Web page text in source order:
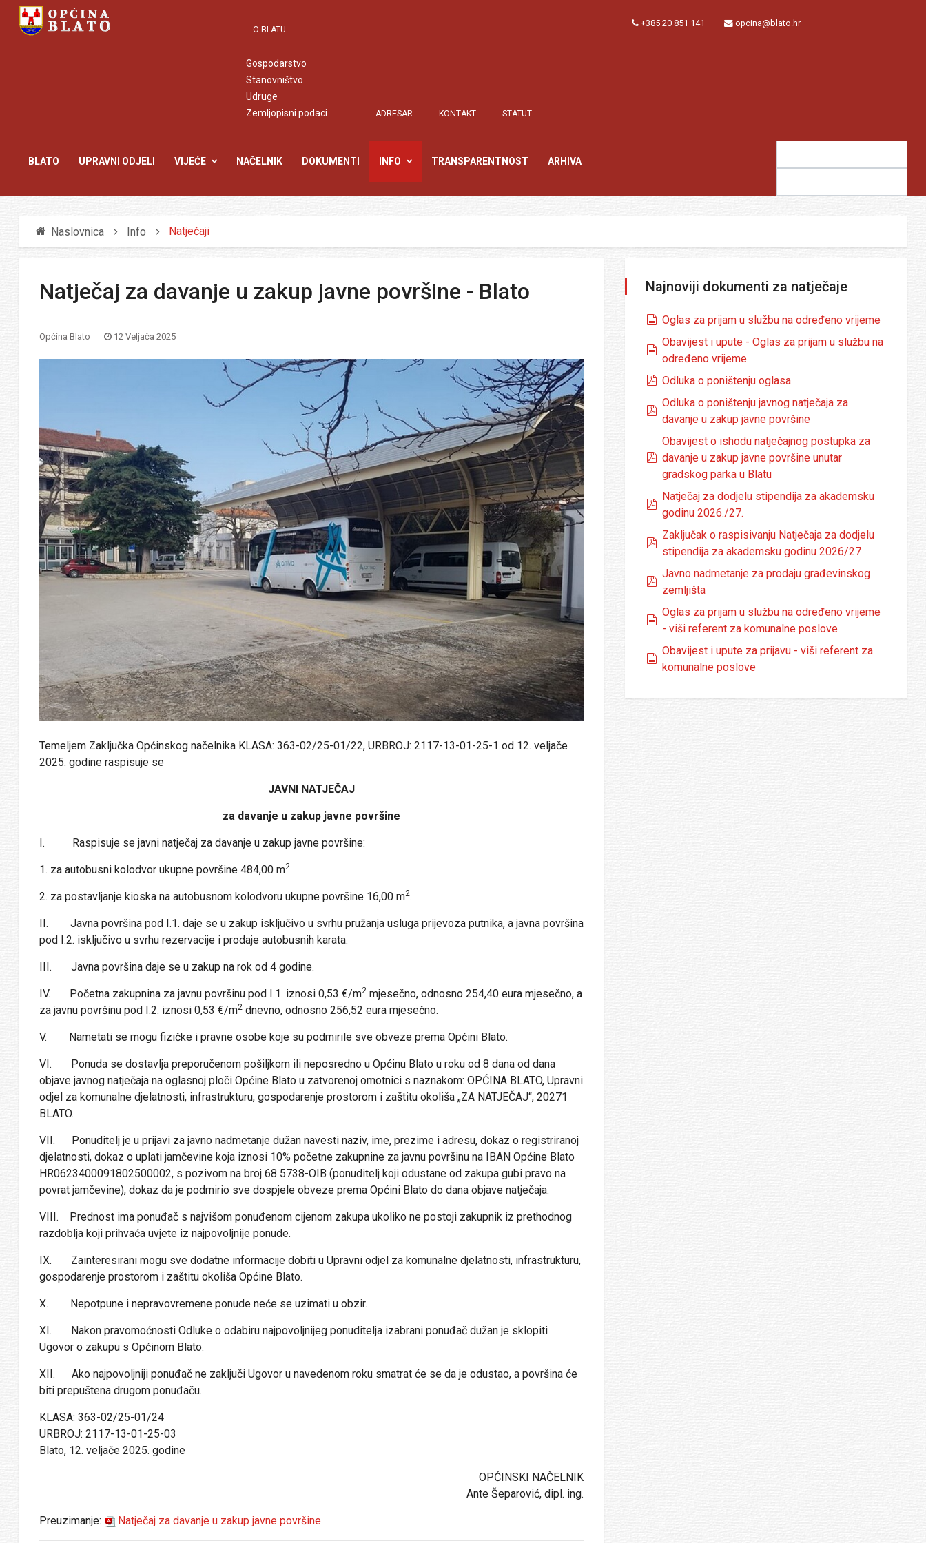
O BLATU
Gospodarstvo
Stanovništvo
Udruge
Zemljopisni podaci
ADRESAR KONTAKT STATUT
+385 20 851 141 opcina@blato.hr
BLATO UPRAVNI ODJELI VIJEĆE NAČELNIK DOKUMENTI INFO TRANSPARENTNOST ARHIVA
Naslovnica Info Natječaji
Natječaj za davanje u zakup javne površine - Blato
Općina Blato 12 Veljača 2025
Temeljem Zaključka Općinskog načelnika KLASA: 363-02/25-01/22, URBROJ: 2117-13-01-25-1 od 12. veljače
2025. godine raspisuje se
JAVNI NATJEČAJ
za davanje u zakup javne površine
I. Raspisuje se javni natječaj za davanje u zakup javne površine:
1. za autobusni kolodvor ukupne površine 484,00 m2
2. za postavljanje kioska na autobusnom kolodvoru ukupne površine 16,00 m2.
II. Javna površina pod I.1. daje se u zakup isključivo u svrhu pružanja usluga prijevoza putnika, a javna površina
pod I.2. isključivo u svrhu rezervacije i prodaje autobusnih karata.
III. Javna površina daje se u zakup na rok od 4 godine.
IV. Početna zakupnina za javnu površinu pod I.1. iznosi 0,53 €/m2 mjesečno, odnosno 254,40 eura mjesečno, a
za javnu površinu pod I.2. iznosi 0,53 €/m2 dnevno, odnosno 256,52 eura mjesečno.
V. Nametati se mogu fizičke i pravne osobe koje su podmirile sve obveze prema Općini Blato.
VI. Ponuda se dostavlja preporučenom pošiljkom ili neposredno u Općinu Blato u roku od 8 dana od dana
objave javnog natječaja na oglasnoj ploči Općine Blato u zatvorenoj omotnici s naznakom: OPĆINA BLATO, Upravni
odjel za komunalne djelatnosti, infrastrukturu, gospodarenje prostorom i zaštitu okoliša „ZA NATJEČAJ“, 20271
BLATO.
VII. Ponuditelj je u prijavi za javno nadmetanje dužan navesti naziv, ime, prezime i adresu, dokaz o registriranoj
djelatnosti, dokaz o uplati jamčevine koja iznosi 10% početne zakupnine za javnu površinu na IBAN Općine Blato
HR0623400091802500002, s pozivom na broj 68 5738-OIB (ponuditelj koji odustane od zakupa gubi pravo na
povrat jamčevine), dokaz da je podmirio sve dospjele obveze prema Općini Blato do dana objave natječaja.
VIII. Prednost ima ponuđač s najvišom ponuđenom cijenom zakupa ukoliko ne postoji zakupnik iz prethodnog
razdoblja koji prihvaća uvjete iz najpovoljnije ponude.
IX. Zainteresirani mogu sve dodatne informacije dobiti u Upravni odjel za komunalne djelatnosti, infrastrukturu,
gospodarenje prostorom i zaštitu okoliša Općine Blato.
X. Nepotpune i nepravovremene ponude neće se uzimati u obzir.
XI. Nakon pravomoćnosti Odluke o odabiru najpovoljnijeg ponuditelja izabrani ponuđač dužan je sklopiti
Ugovor o zakupu s Općinom Blato.
XII. Ako najpovoljniji ponuđač ne zaključi Ugovor u navedenom roku smatrat će se da je odustao, a površina će
biti prepuštena drugom ponuđaču.
KLASA: 363-02/25-01/24
URBROJ: 2117-13-01-25-03
Blato, 12. veljače 2025. godine
OPĆINSKI NAČELNIK
Ante Šeparović, dipl. ing.
Preuzimanje: Natječaj za davanje u zakup javne površine
Najnoviji dokumenti za natječaje
dokumenti
Oglas za prijam u službu na određeno vrijeme
dokumenti
Obavijest i upute - Oglas za prijam u službu na
određeno vrijeme
pdf
Odluka o poništenju oglasa
pdf
Odluka o poništenju javnog natječaja za
davanje u zakup javne površine
pdf
Obavijest o ishodu natječajnog postupka za
davanje u zakup javne površine unutar
gradskog parka u Blatu
pdf
Natječaj za dodjelu stipendija za akademsku
godinu 2026./27.
pdf
Zaključak o raspisivanju Natječaja za dodjelu
stipendija za akademsku godinu 2026/27
pdf
Javno nadmetanje za prodaju građevinskog
zemljišta
dokumenti
Oglas za prijam u službu na određeno vrijeme
- viši referent za komunalne poslove
dokumenti
Obavijest i upute za prijavu - viši referent za
komunalne poslove